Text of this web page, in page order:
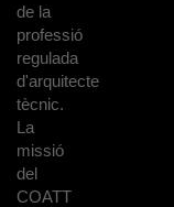
de la
professió
regulada
d'arquitecte
tècnic.
La
missió
del
COATT